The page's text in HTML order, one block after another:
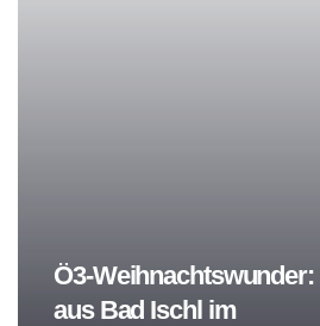
Ö3-Weihnachtswunder:
aus Bad Ischl im